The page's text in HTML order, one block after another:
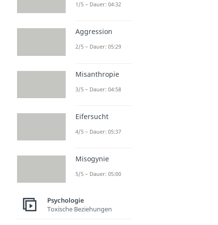
1/5 – Dauer: 04:32
Aggression
2/5 – Dauer: 05:29
Misanthropie
3/5 – Dauer: 04:58
Eifersucht
4/5 – Dauer: 05:37
Misogynie
5/5 – Dauer: 05:00
Psychologie
Toxische Beziehungen